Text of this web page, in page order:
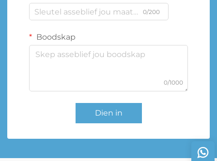
0/200
Boodskap
0/1000
Dien in